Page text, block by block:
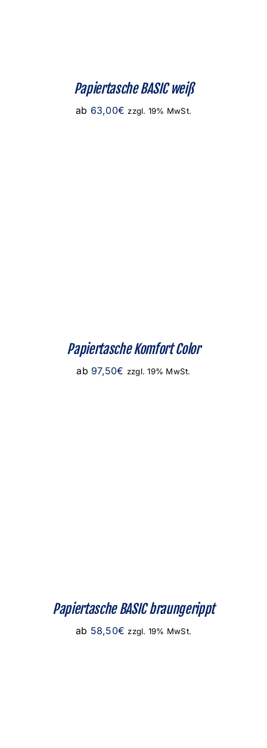
Papiertasche BASIC weiß
ab 63,00€ zzgl. 19% MwSt.
Papiertasche Komfort Color
ab 97,50€ zzgl. 19% MwSt.
Papiertasche BASIC braungerippt
ab 58,50€ zzgl. 19% MwSt.